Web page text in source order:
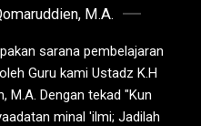
M.A.
sarana pembelajaran
Guru kami Ustadz K.H
M.A. Dengan tekad "Kun
minal 'ilmi; Jadilah